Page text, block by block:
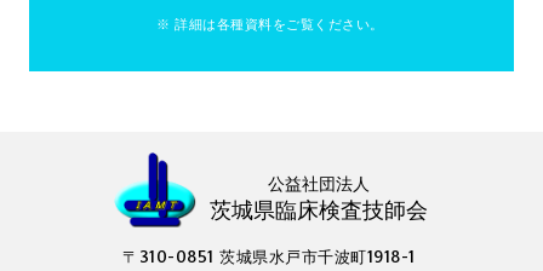
※ 詳細は各種資料をご覧ください。
公益社団法人
茨城県臨床検査技師会
〒310-0851 茨城県水戸市千波町1918-1